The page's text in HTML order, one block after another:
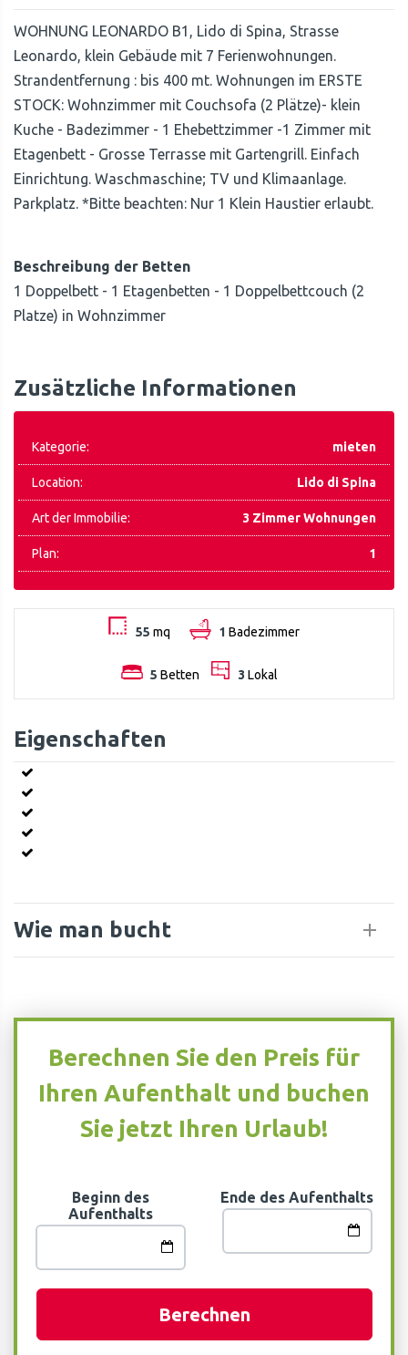
WOHNUNG LEONARDO B1, Lido di Spina, Strasse
Leonardo, klein Gebäude mit 7 Ferienwohnungen.
Strandentfernung : bis 400 mt. Wohnungen im ERSTE
STOCK: Wohnzimmer mit Couchsofa (2 Plätze)- klein
Kuche - Badezimmer - 1 Ehebettzimmer -1 Zimmer mit
Etagenbett - Grosse Terrasse mit Gartengrill. Einfach
Einrichtung. Waschmaschine; TV und Klimaanlage.
Parkplatz. *Bitte beachten: Nur 1 Klein Haustier erlaubt.
Beschreibung der Betten
1 Doppelbett - 1 Etagenbetten - 1 Doppelbettcouch (2
Platze) in Wohnzimmer
Zusätzliche Informationen
Kategorie: mieten
Location: Lido di Spina
Art der Immobilie: 3 Zimmer Wohnungen
Plan: 1
55 mq 1 Badezimmer
5 Betten 3 Lokal
Eigenschaften
Wie man bucht
Berechnen Sie den Preis für
Ihren Aufenthalt und buchen
Sie jetzt Ihren Urlaub!
Beginn des
Aufenthalts
Ende des Aufenthalts
Berechnen